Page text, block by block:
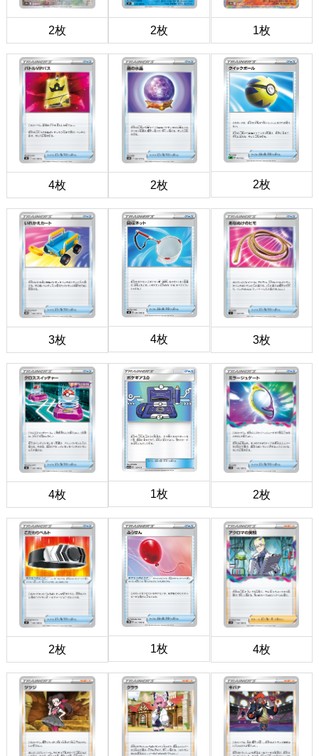
2枚 2枚 1枚
4枚 2枚 2枚
3枚 4枚 3枚
4枚 1枚 2枚
2枚 1枚 4枚